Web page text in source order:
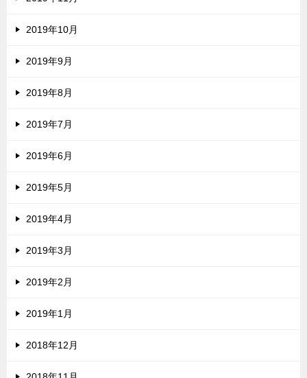
2019年10月
2019年9月
2019年8月
2019年7月
2019年6月
2019年5月
2019年4月
2019年3月
2019年2月
2019年1月
2018年12月